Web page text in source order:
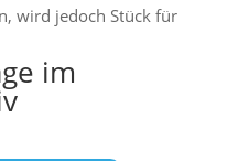
wird jedoch Stück für
im